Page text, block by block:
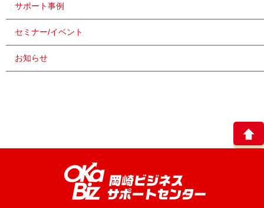
サポート事例
セミナー/イベント
お知らせ